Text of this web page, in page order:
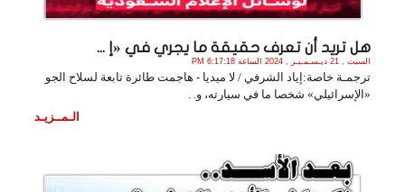
هل تريد أن تعرف حقيقة ما يجري في «إ ...
السبت , 21 ديـسـمـبـر , 2024 الساعة 6:17:18 PM
ترجمـة خاصة:إياد الشرفي / لا ميديا - هاجمت طائرة تابعة لسلاح الجو
«الإسرائيلي» شخصا ما في سيارته، و. .
الـمــزيـد